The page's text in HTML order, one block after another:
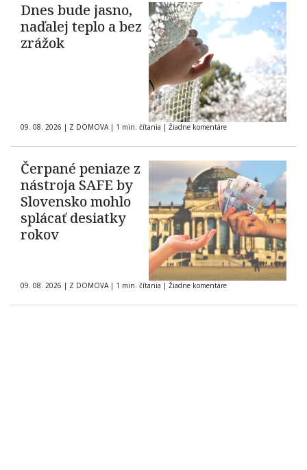
Dnes bude jasno,
naďalej teplo a bez
zrážok
09. 08. 2026 | Z DOMOVA | 1 min. čítania | Žiadne komentáre
Čerpané peniaze z
nástroja SAFE by
Slovensko mohlo
splácať desiatky
rokov
09. 08. 2026 | Z DOMOVA | 1 min. čítania | Žiadne komentáre